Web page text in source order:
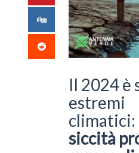
Il 2024 è
estremi
climatici:
siccità